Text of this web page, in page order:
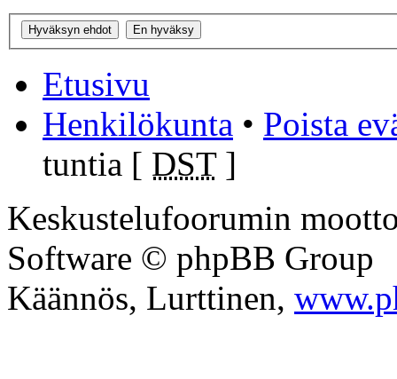
Etusivu
Henkilökunta • Poista
tuntia [ DST]
Keskustelufoorumin
Software © phpBB Group
Käännös, Lurttinen,